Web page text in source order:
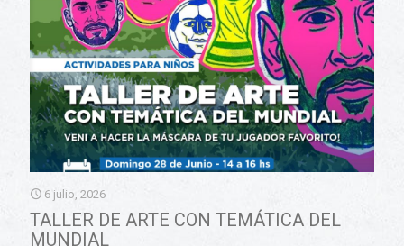
6 julio, 2026
TALLER DE ARTE CON TEMÁTICA DEL
MUNDIAL